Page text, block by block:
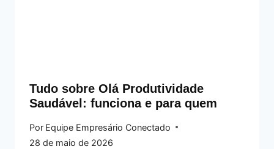
Tudo sobre Olá Produtividade
Saudável: funciona e para quem
Por Equipe Empresário Conectado
28 de maio de 2026